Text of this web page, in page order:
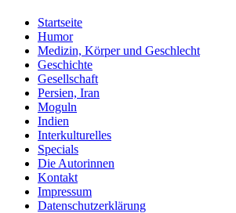
Startseite
Humor
Medizin, Körper und Geschlecht
Geschichte
Gesellschaft
Persien, Iran
Moguln
Indien
Interkulturelles
Specials
Die Autorinnen
Kontakt
Impressum
Datenschutzerklärung